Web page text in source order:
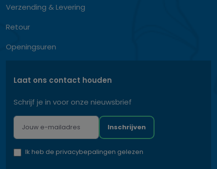
Verzending & Levering
Retour
Openingsuren
Laat ons contact houden
Schrijf je in voor onze nieuwsbrief
Inschrijven
Ik heb de privacybepalingen gelezen